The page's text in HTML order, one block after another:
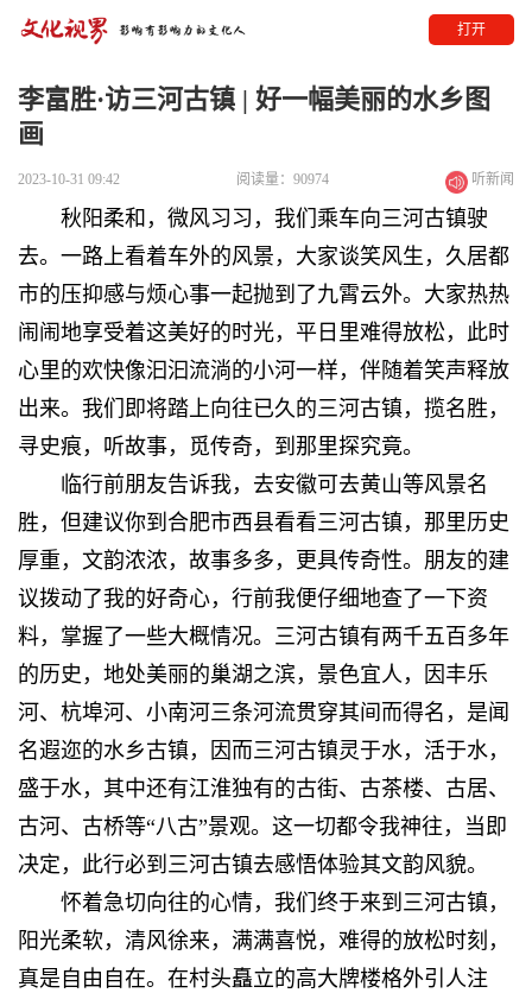
打开
李富胜·访三河古镇 | 好一幅美丽的水乡图
画
2023-10-31 09:42 阅读量：90974 听新闻
秋阳柔和，微风习习，我们乘车向三河古镇驶
去。一路上看着车外的风景，大家谈笑风生，久居都
市的压抑感与烦心事一起抛到了九霄云外。大家热热
闹闹地享受着这美好的时光，平日里难得放松，此时
心里的欢快像汩汩流淌的小河一样，伴随着笑声释放
出来。我们即将踏上向往已久的三河古镇，揽名胜，
寻史痕，听故事，觅传奇，到那里探究竟。
临行前朋友告诉我，去安徽可去黄山等风景名
胜，但建议你到合肥市西县看看三河古镇，那里历史
厚重，文韵浓浓，故事多多，更具传奇性。朋友的建
议拨动了我的好奇心，行前我便仔细地查了一下资
料，掌握了一些大概情况。三河古镇有两千五百多年
的历史，地处美丽的巢湖之滨，景色宜人，因丰乐
河、杭埠河、小南河三条河流贯穿其间而得名，是闻
名遐迩的水乡古镇，因而三河古镇灵于水，活于水，
盛于水，其中还有江淮独有的古街、古茶楼、古居、
古河、古桥等“八古”景观。这一切都令我神往，当即
决定，此行必到三河古镇去感悟体验其文韵风貌。
怀着急切向往的心情，我们终于来到三河古镇，
阳光柔软，清风徐来，满满喜悦，难得的放松时刻，
真是自由自在。在村头矗立的高大牌楼格外引人注